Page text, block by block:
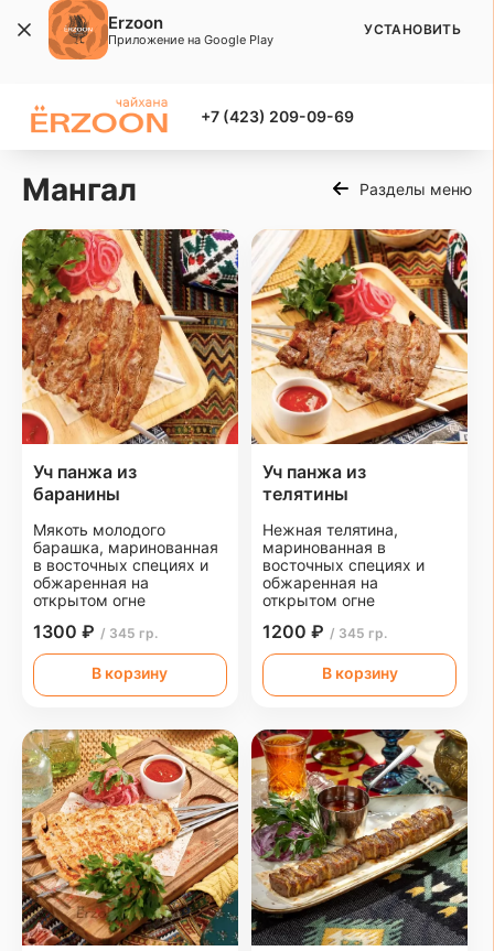
+7 (423) 209-09-69
Мангал Разделы меню
Уч панжа из
баранины
Мякоть молодого
барашка, маринованная
в восточных специях и
обжаренная на
открытом огне
1300 ₽ / 345 гр.
В корзину
Уч панжа из
телятины
Нежная телятина,
маринованная в
восточных специях и
обжаренная на
открытом огне
1200 ₽ / 345 гр.
В корзину
Erzoon
Приложение на Google Play
УСТАНОВИТЬ